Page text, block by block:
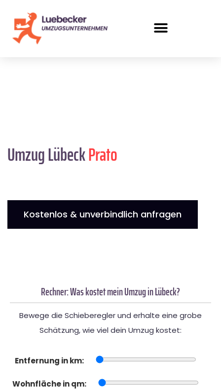
Umzug LübeckPrato
Kostenlos & unverbindlich anfragen
Rechner: Was kostet mein Umzug in Lübeck?
Bewege die Schieberegler und erhalte eine grobe
Schätzung, wie viel dein Umzug kostet:
Entfernung in km:
Wohnfläche in qm: